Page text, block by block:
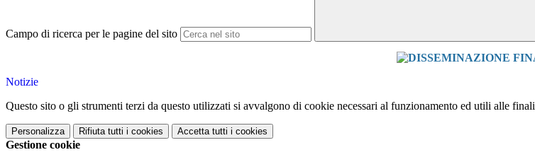
Campo di ricerca per le pagine del sito
Notizie
Questo sito o gli strumenti terzi da questo utilizzati si avvalgono di cookie necessari al funzionamento ed utili alle
Personalizza Rifiuta tutti i cookies Accetta tutti i cookies
Gestione cookie